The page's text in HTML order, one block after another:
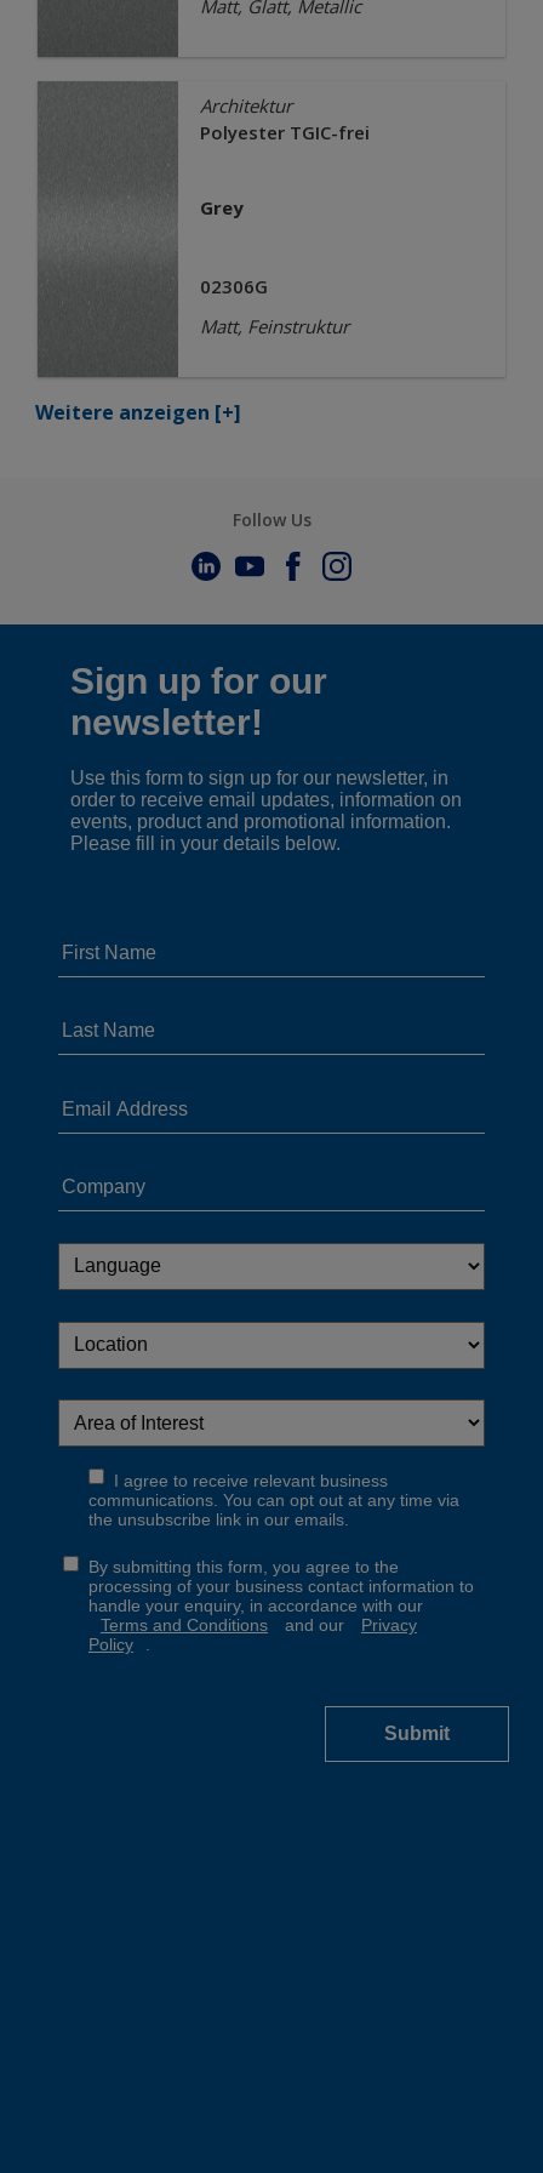
Matt, Glatt, Metallic
Architektur
Polyester TGIC-frei
Grey
02306G
Matt, Feinstruktur
Weitere anzeigen [+]
Follow Us